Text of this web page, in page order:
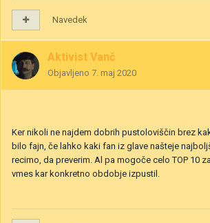
Navedek
Aktivist Vanč
Objavljeno 7. maj 2020
Ker nikoli ne najdem dobrih pustoloviščin brez
bilo fajn, če lahko kaki fan iz glave našteje
recimo, da preverim. Al pa mogoče celo TOP 10
vmes kar konkretno obdobje izpustil.